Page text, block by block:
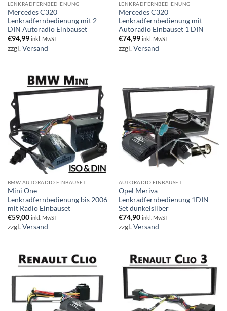
LENKRADFERNBEDIENUNG
Mercedes C320
Lenkradfernbedienung mit 2
DIN Autoradio Einbauset
€94,99 inkl. MwST
zzgl.Versand
LENKRADFERNBEDIENUNG
Mercedes C320
Lenkradfernbedienung mit
Autoradio Einbauset 1 DIN
€74,99 inkl. MwST
zzgl.Versand
BMW AUTORADIO EINBAUSET
Mini One
Lenkradfernbedienung bis 2006
mit Radio Einbauset
€59,00 inkl. MwST
zzgl.Versand
AUTORADIO EINBAUSET
Opel Meriva
Lenkradfernbedienung 1DIN
Set dunkelsilber
€74,90 inkl. MwST
zzgl.Versand